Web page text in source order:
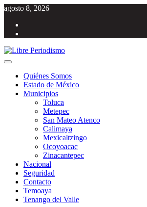
Saltar
contenido
agosto 8, 2026
Menú
principalQuiénes Somos
Estado de México
Municipios
Toluca
Metepec
San Mateo Atenco
Calimaya
Mexicaltzingo
Ocoyoacac
Zinacantepec
Nacional
Seguridad
Contacto
Temoaya
Tenango del Valle